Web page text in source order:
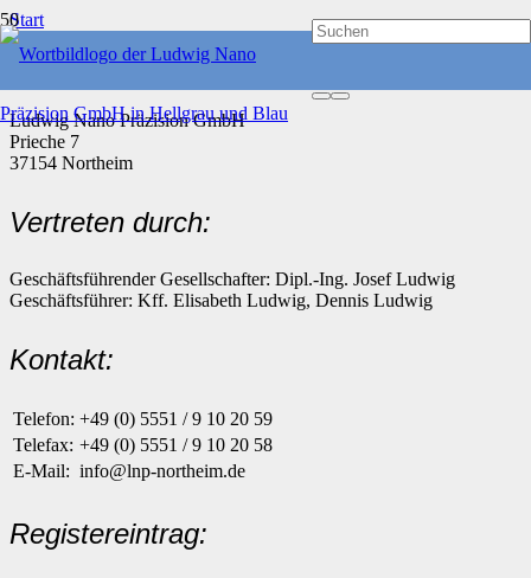
Start
Impressum
Angaben gemäß § 5 TMG:
Ludwig Nano Präzision GmbH
Prieche 7
37154 Northeim
Vertreten durch:
Geschäftsführender Gesellschafter: Dipl.-Ing. Josef Ludwig
Geschäftsführer: Kff. Elisabeth Ludwig, Dennis Ludwig
Kontakt:
Telefon: +49 (0) 5551 / 9 10 20 59
Telefax: +49 (0) 5551 / 9 10 20 58
E-Mail: info@lnp-northeim.de
Registereintrag: